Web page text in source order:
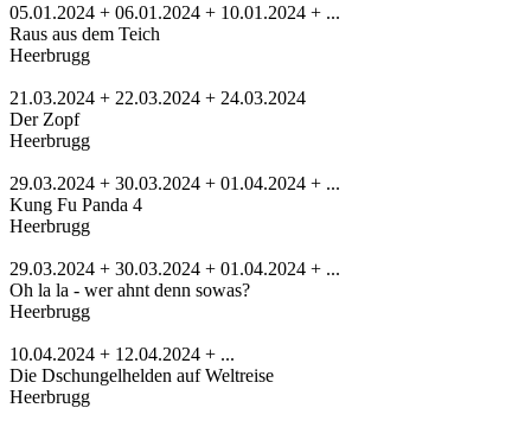
05.01.2024 + 06.01.2024 + 10.01.2024 + ...
Raus aus dem Teich
Heerbrugg
21.03.2024 + 22.03.2024 + 24.03.2024
Der Zopf
Heerbrugg
29.03.2024 + 30.03.2024 + 01.04.2024 + ...
Kung Fu Panda 4
Heerbrugg
29.03.2024 + 30.03.2024 + 01.04.2024 + ...
Oh la la - wer ahnt denn sowas?
Heerbrugg
10.04.2024 + 12.04.2024 + ...
Die Dschungelhelden auf Weltreise
Heerbrugg